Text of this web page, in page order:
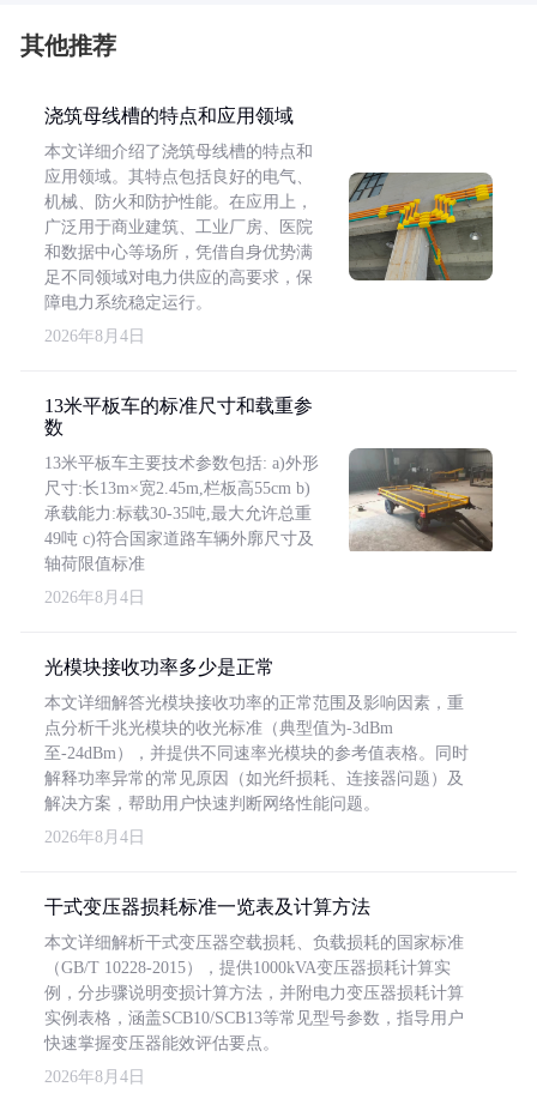
其他推荐
浇筑母线槽的特点和应用领域
本文详细介绍了浇筑母线槽的特点和
应用领域。其特点包括良好的电气、
机械、防火和防护性能。在应用上，
广泛用于商业建筑、工业厂房、医院
和数据中心等场所，凭借自身优势满
足不同领域对电力供应的高要求，保
障电力系统稳定运行。
2026年8月4日
13米平板车的标准尺寸和载重参
数
13米平板车主要技术参数包括: a)外形
尺寸:长13m×宽2.45m,栏板高55cm b)
承载能力:标载30-35吨,最大允许总重
49吨 c)符合国家道路车辆外廓尺寸及
轴荷限值标准
2026年8月4日
光模块接收功率多少是正常
本文详细解答光模块接收功率的正常范围及影响因素，重
点分析千兆光模块的收光标准（典型值为-3dBm
至-24dBm），并提供不同速率光模块的参考值表格。同时
解释功率异常的常见原因（如光纤损耗、连接器问题）及
解决方案，帮助用户快速判断网络性能问题。
2026年8月4日
干式变压器损耗标准一览表及计算方法
本文详细解析干式变压器空载损耗、负载损耗的国家标准
（GB/T 10228-2015），提供1000kVA变压器损耗计算实
例，分步骤说明变损计算方法，并附电力变压器损耗计算
实例表格，涵盖SCB10/SCB13等常见型号参数，指导用户
快速掌握变压器能效评估要点。
2026年8月4日